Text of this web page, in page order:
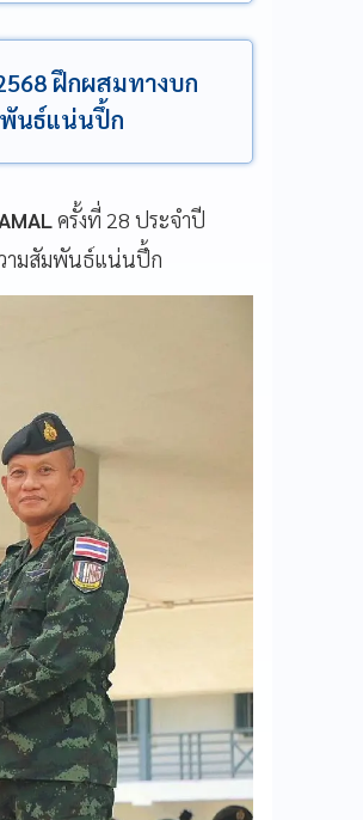
ฝึกผสมทางบก
นธ์แน่นปึ้ก
ครั้งที่ 28 ประจำปี
ามสัมพันธ์แน่นปึ้ก